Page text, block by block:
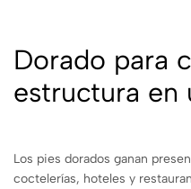
Dorado para
estructura en
Los pies dorados ganan
coctelerías, hoteles y